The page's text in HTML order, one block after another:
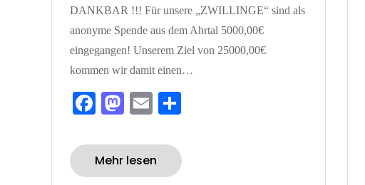
DANKBAR !!! Für unsere „ZWILLINGE“ sind als
anonyme Spende aus dem Ahrtal 5000,00€
eingegangen! Unserem Ziel von 25000,00€
kommen wir damit einen…
Fa
bo
ok
M
to
do
E
ail
Mehr lesen